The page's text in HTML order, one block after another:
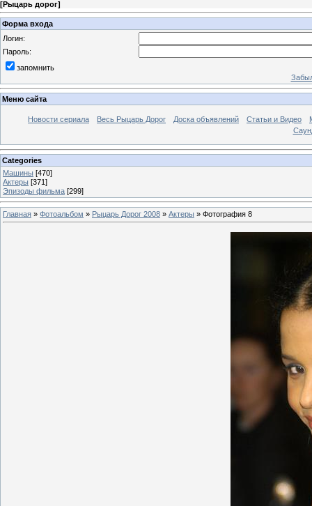
[Рыцарь дорог]
Форма входа
Логин:
Пароль:
запомнить
Меню сайта
Новости сериала Весь Рыцарь Дорог Доска объявлений Статьи и Видео
Categories
Машины [470]
Актеры [371]
Эпизоды фильма [299]
Главная » Фотоальбом » Рыцарь Дорог 2008 » Актеры » Фотография 8